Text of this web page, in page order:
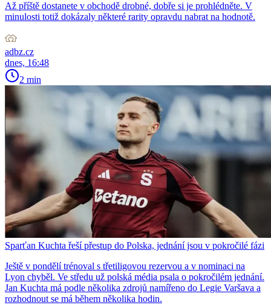
Až příště dostanete v obchodě drobné, dobře si je prohlédněte. V
minulosti totiž dokázaly některé rarity opravdu nabrat na hodnotě.
adbz.cz
dnes, 16:48
2 min
Sparťan Kuchta řeší přestup do Polska, jednání jsou v pokročilé fázi
Ještě v pondělí trénoval s třetiligovou rezervou a v nominaci na
Lyon chyběl. Ve středu už polská média psala o pokročilém jednání.
Jan Kuchta má podle několika zdrojů namířeno do Legie Varšava a
rozhodnout se má během několika hodin.